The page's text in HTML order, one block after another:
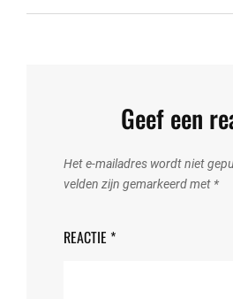
Geef een
Het e-mailadres wordt niet
velden zijn gemarkeerd met *
REACTIE *